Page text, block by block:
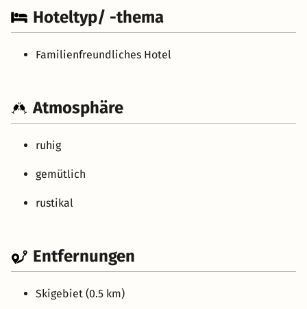
Hoteltyp/ -thema
Familienfreundliches Hotel
Atmosphäre
ruhig
gemütlich
rustikal
Entfernungen
Skigebiet (0.5 km)